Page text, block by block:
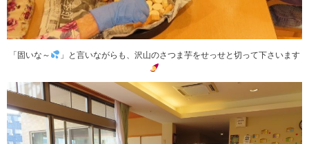
「固いな～ 」と言いながらも、沢山のさつま芋をせっせと切って下さいます